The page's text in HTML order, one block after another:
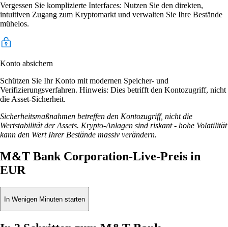
Vergessen Sie komplizierte Interfaces: Nutzen Sie den direkten,
intuitiven Zugang zum Kryptomarkt und verwalten Sie Ihre Bestände
mühelos.
Konto absichern
Schützen Sie Ihr Konto mit modernen Speicher- und
Verifizierungsverfahren. Hinweis: Dies betrifft den Kontozugriff, nicht
die Asset-Sicherheit.
Sicherheitsmaßnahmen betreffen den Kontozugriff, nicht die
Wertstabilität der Assets. Krypto-Anlagen sind riskant - hohe Volatilität
kann den Wert Ihrer Bestände massiv verändern.
M&T Bank Corporation-Live-Preis in
EUR
In Wenigen Minuten starten